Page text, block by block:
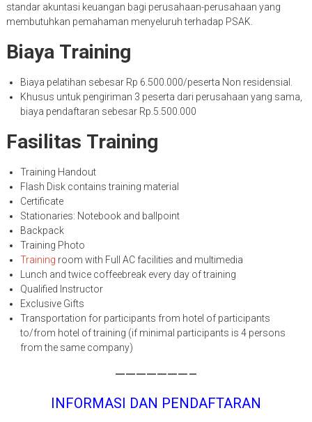
standar akuntasi keuangan bagi perusahaan-perusahaan yang
membutuhkan pemahaman menyeluruh terhadap PSAK.
Biaya Training
Biaya pelatihan sebesar Rp 6.500.000/peserta Non residensial.
Khusus untuk pengiriman 3 peserta dari perusahaan yang sama,
biaya pendaftaran sebesar Rp.5.500.000
Fasilitas Training
Training Handout
Flash Disk contains training material
Certificate
Stationaries: Notebook and ballpoint
Backpack
Training Photo
Training room with Full AC facilities and multimedia
Lunch and twice coffeebreak every day of training
Qualified Instructor
Exclusive Gifts
Transportation for participants from hotel of participants
to/from hotel of training (if minimal participants is 4 persons
from the same company)
———————–
INFORMASI DAN PENDAFTARAN